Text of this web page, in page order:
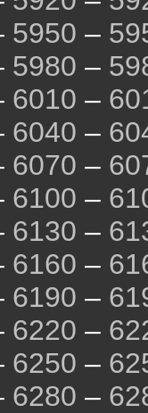
5950 –
5980 –
6010 –
6040 –
6070 –
6100 –
6130 –
6160 –
6190 –
6220 –
6250 –
6280 –